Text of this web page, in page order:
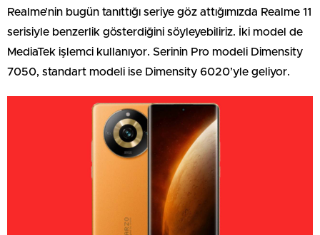
Realme’nin bugün tanıttığı seriye göz attığımızda Realme 11
serisiyle benzerlik gösterdiğini söyleyebiliriz. İki model de
MediaTek işlemci kullanıyor. Serinin Pro modeli Dimensity
7050, standart modeli ise Dimensity 6020’yle geliyor.